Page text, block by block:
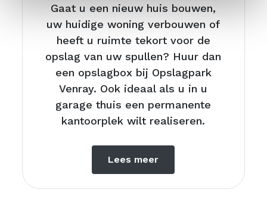
Gaat u een nieuw huis bouwen,
uw huidige woning verbouwen of
heeft u ruimte tekort voor de
opslag van uw spullen? Huur dan
een opslagbox bij Opslagpark
Venray. Ook ideaal als u in u
garage thuis een permanente
kantoorplek wilt realiseren.
Lees meer